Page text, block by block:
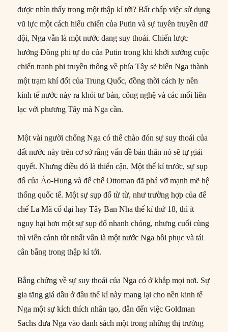
được nhìn thấy trong một thập kỉ tới? Bất chấp việc sử dụng
vũ lực một cách hiếu chiến của Putin và sự tuyên truyền dữ
dội, Nga vẫn là một nước đang suy thoái. Chiến lược
hướng Đông phi tự do của Putin trong khi khởi xướng cuộc
chiến tranh phi truyền thống về phía Tây sẽ biến Nga thành
một trạm khí đốt của Trung Quốc, đồng thời cách ly nền
kinh tế nước này ra khỏi tư bản, công nghệ và các mối liên
lạc với phương Tây mà Nga cần.
Một vài người chống Nga có thể chào đón sự suy thoái của
đất nước này trên cơ sở rằng vấn đề bản thân nó sẽ tự giải
quyết. Nhưng điều đó là thiển cận. Một thế kỉ trước, sự sụp
đổ của Áo-Hung và đế chế Ottoman đã phá vỡ mạnh mẽ hệ
thống quốc tế. Một sự sụp đổ từ từ, như trường hợp của đế
chế La Mã cổ đại hay Tây Ban Nha thế kỉ thứ 18, thì ít
nguy hại hơn một sự sụp đổ nhanh chóng, nhưng cuối cùng
thì viễn cảnh tốt nhất vẫn là một nước Nga hồi phục và tái
cân bằng trong thập kỉ tới.
Bằng chứng về sự suy thoái của Nga có ở khắp mọi nơi. Sự
gia tăng giá dầu ở đầu thế kỉ này mang lại cho nền kinh tế
Nga một sự kích thích nhân tạo, dẫn đến việc Goldman
Sachs đưa Nga vào danh sách một trong những thị trường